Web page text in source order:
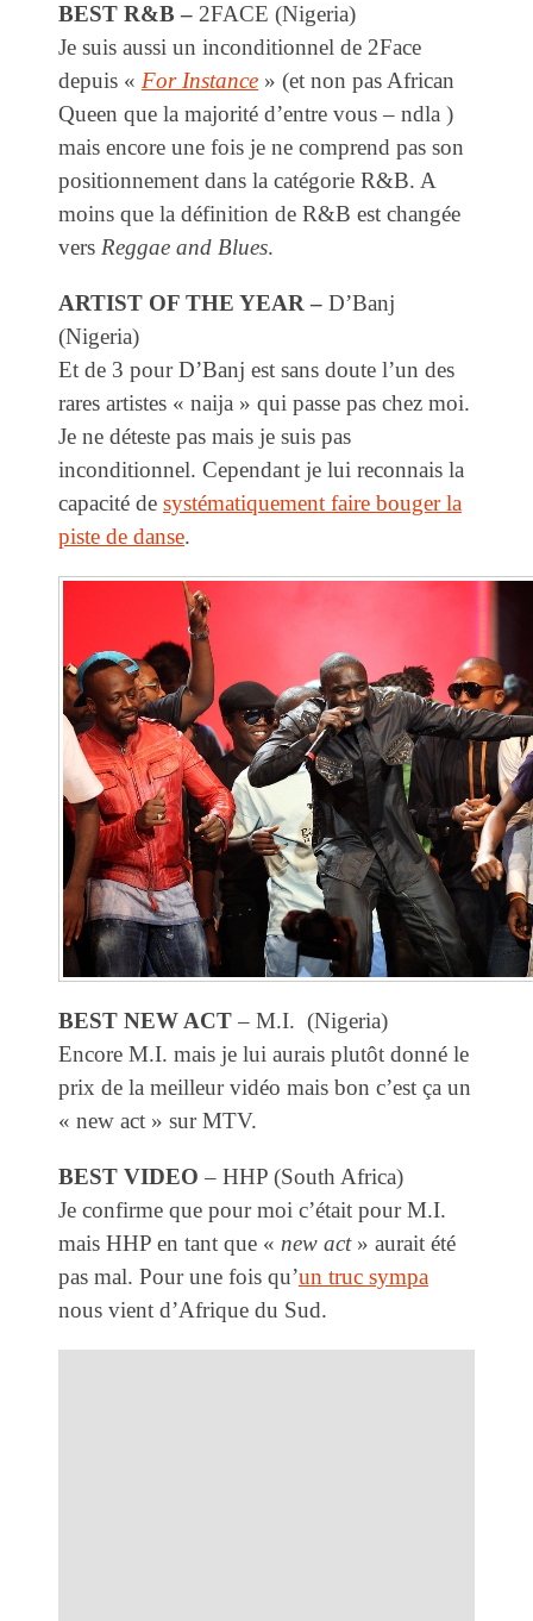
BEST R&B – 2FACE (Nigeria)
Je suis aussi un inconditionnel de 2Face
depuis « For Instance » (et non pas African
Queen que la majorité d’entre vous – ndla )
mais encore une fois je ne comprend pas son
positionnement dans la catégorie R&B. A
moins que la définition de R&B est changée
vers Reggae and Blues.
ARTIST OF THE YEAR – D’Banj
(Nigeria)
Et de 3 pour D’Banj est sans doute l’un des
rares artistes « naija » qui passe pas chez moi.
Je ne déteste pas mais je suis pas
inconditionnel. Cependant je lui reconnais la
capacité de systématiquement faire bouger la
piste de danse.
BEST NEW ACT – M.I. (Nigeria)
Encore M.I. mais je lui aurais plutôt donné le
prix de la meilleur vidéo mais bon c’est ça un
« new act » sur MTV.
BEST VIDEO – HHP (South Africa)
Je confirme que pour moi c’était pour M.I.
mais HHP en tant que « new act» aurait été
pas mal. Pour une fois qu’un truc sympa
nous vient d’Afrique du Sud.